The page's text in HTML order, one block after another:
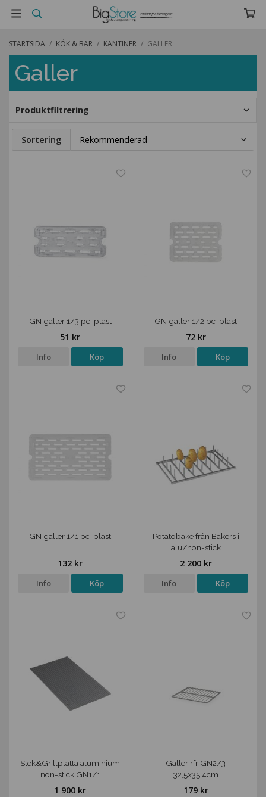
STARTSIDA / KÖK & BAR / KANTINER / GALLER
Galler
Produktfiltrering
Sortering
GN galler 1/3 pc-plast
51 kr
Info Köp
GN galler 1/2 pc-plast
72 kr
Info Köp
GN galler 1/1 pc-plast
132 kr
Info Köp
Potatobake från Bakers i
alu/non-stick
2 200 kr
Info Köp
Stek&Grillplatta aluminium
non-stick GN1/1
1 900 kr
Galler rfr GN2/3
32,5x35,4cm
179 kr